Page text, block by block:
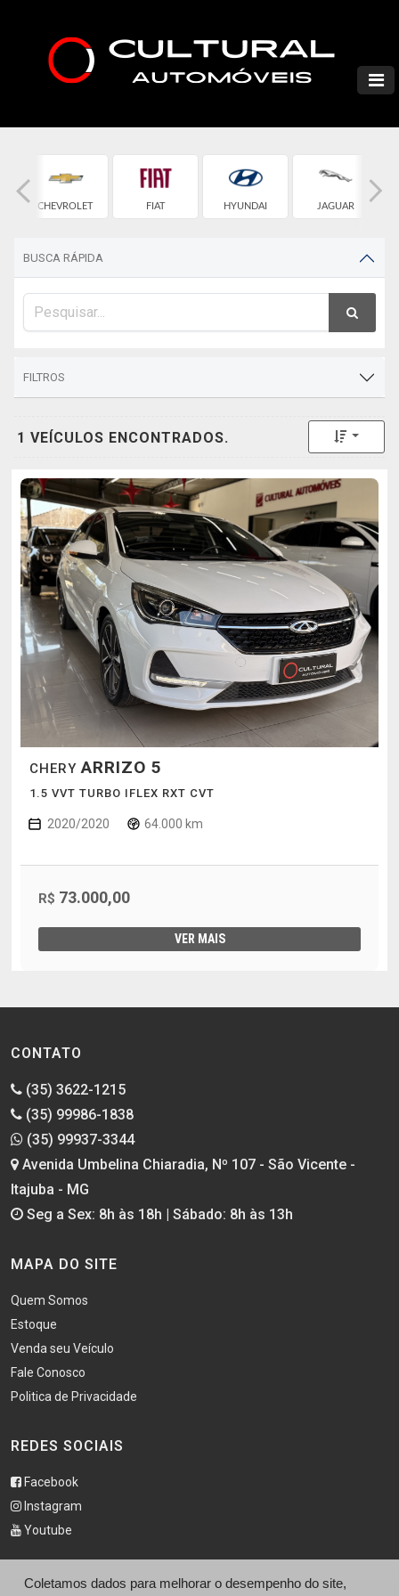
CHEVROLET FIAT HYUNDAI JAGUAR
BUSCA RÁPIDA
FILTROS
1 VEÍCULOS ENCONTRADOS. Toggle
CHERYARRIZO 5
1.5 VVT TURBO IFLEX RXT CVT
2020/2020 64.000 km
R$ 73.000,00
VER MAIS
CONTATO
(35) 3622-1215
(35) 99986-1838
(35) 99937-3344
Avenida Umbelina Chiaradia, Nº 107 - São Vicente -
Itajuba - MG
Seg a Sex: 8h às 18h | Sábado: 8h às 13h
MAPA DO SITE
Quem Somos
Estoque
Venda seu Veículo
Fale Conosco
Politica de Privacidade
REDES SOCIAIS
Facebook
Instagram
Youtube
Coletamos dados para melhorar o desempenho do site,